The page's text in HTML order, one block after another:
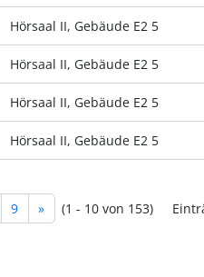
Hörsaal II, Gebäude E2 5
Hörsaal II, Gebäude E2 5
Hörsaal II, Gebäude E2 5
Hörsaal II, Gebäude E2 5
9 » (1 - 10 von 153)